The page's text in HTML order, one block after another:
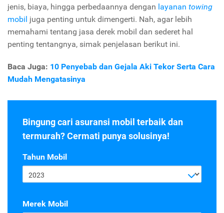
jenis, biaya, hingga perbedaannya dengan layanan towing
mobil juga penting untuk dimengerti. Nah, agar lebih
memahami tentang jasa derek mobil dan sederet hal
penting tentangnya, simak penjelasan berikut ini.
Baca Juga: 10 Penyebab dan Gejala Aki Tekor Serta Cara
Mudah Mengatasinya
Bingung cari asuransi mobil terbaik dan
termurah? Cermati punya solusinya!
Tahun Mobil
2023
Merek Mobil